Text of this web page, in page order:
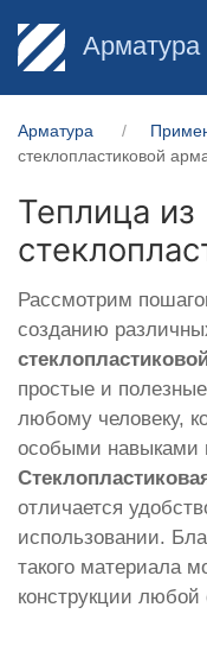
Арматура
Арматура
стеклопластиковой
Теплица из
Рассмотрим
созданию
простые и
любому человеку,
особыми навыками
отличается
использовании.
такого материала
конструкции